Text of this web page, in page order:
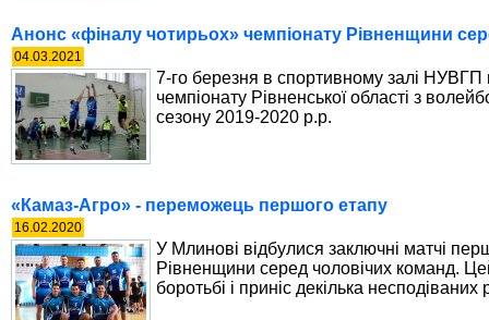
Анонс «фіналу чотирьох» чемпіонату Рівненщини
04.03.2021
7-го березня в спортивному залі НУВГП
чемпіонату Рівненської області з
сезону 2019-2020 р.р.
«Камаз-Агро» - переможець першого етапу
16.02.2020
У Млинові відбулися заключні матчі
Рівненщини серед чоловічих команд.
боротьбі і приніс декілька несподіваних